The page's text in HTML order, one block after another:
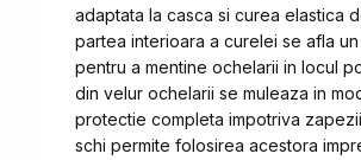
adaptata la casca si curea elastica
partea interioara a curelei se afla
pentru a mentine ochelarii in locul
din velur ochelarii se muleaza in
protectie completa impotriva
schi permite folosirea acestora